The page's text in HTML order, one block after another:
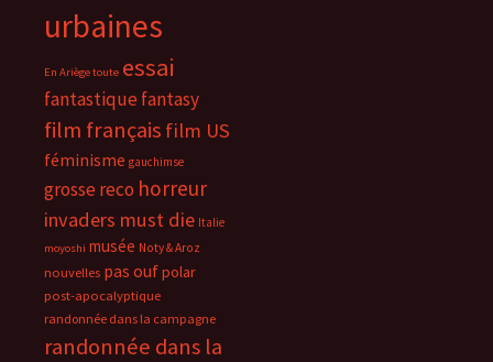
urbaines
En Ariège toute essai
fantastiquefantasy
film français film US
féminisme gauchimse
grosse reco horreur
invaders must die Italie
moyoshi musée Noty & Aroz
nouvelles pas oufpolar
post-apocalyptique
randonnée dans la campagne
randonnée dans la